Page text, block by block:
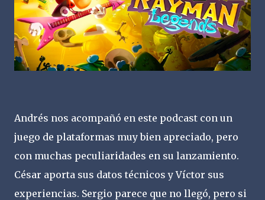
Andrés nos acompañó en este podcast con un
juego de plataformas muy bien apreciado, pero
con muchas peculiaridades en su lanzamiento.
César aporta sus datos técnicos y Víctor sus
experiencias. Sergio parece que no llegó, pero si